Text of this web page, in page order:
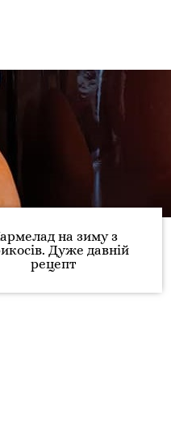
на зиму з
Дуже давній
рецепт